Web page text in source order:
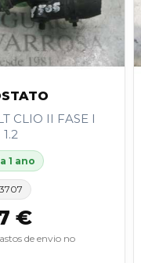
CLIO II FASE I
1 ano
€
de envio no